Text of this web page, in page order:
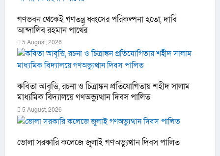
গণভবন থেকেই গণতন্ত্র ধ্বংসের পরিকল্পনা হতো, দাবি
আন্দালিব রহমান পার্থের
5 August, 2026
কবিতা আবৃত্তি, রচনা ও চিত্রাঙ্কন প্রতিযোগিতায় শহীদ সালাম
মাধ্যমিক বিদ্যালয়ে গণঅভ্যুত্থান দিবস পালিত
5 August, 2026
ভোলা সরকারি কলেজে জুলাই গণঅভ্যুত্থান দিবস পালিত